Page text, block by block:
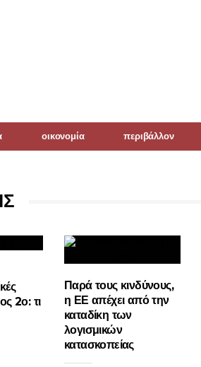
οικονομία περιβάλλον
2ο: τι
Παρά τους κινδύνους,
η ΕΕ απέχει από την
καταδίκη των
λογισμικών
κατασκοπείας